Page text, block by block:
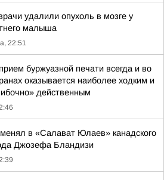
удалили опухоль в мозге у
малыша
22:51
буржуазной печати всегда и во
оказывается наиболее ходким и
действенным
в «Салават Юлаев» канадского
Джозефа Бландизи